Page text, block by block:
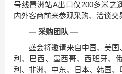
号线琶洲站A出口仅200多米之
内外客商前来参观采购、洽谈交
— 采购团队 —
盛会将邀请来自中国、美国
利、巴西、墨西哥、西班牙、
利、非洲、中东、日本、韩国